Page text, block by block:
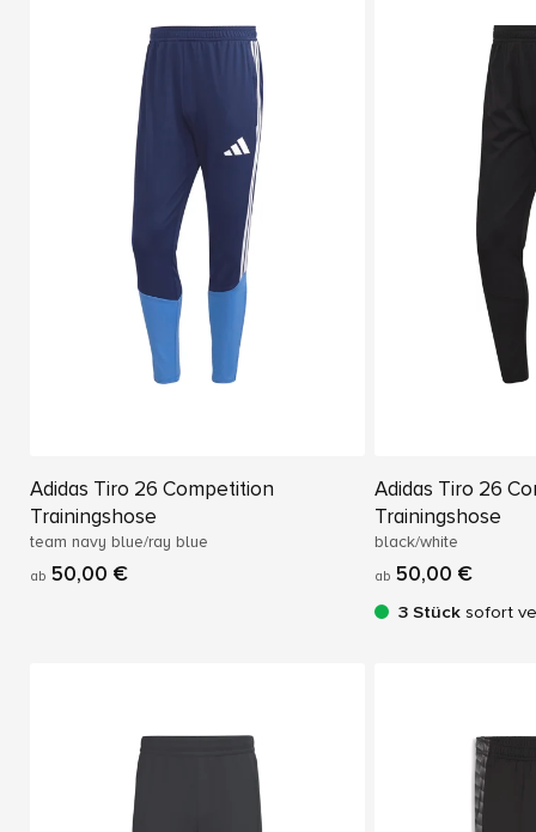
Adidas Tiro 26 Competition
Trainingshose
team navy blue/ray blue
ab 50,00 €
Adidas Tiro 26
Trainingshose
black/white
ab 50,00 €
3 Stück sofort